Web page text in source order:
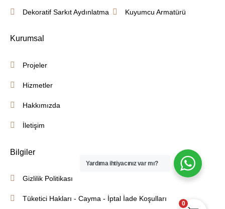
Dekoratif Sarkıt Aydınlatma Kuyumcu Armatürü
Kurumsal
Projeler
Hizmetler
Hakkımızda
İletişim
Bilgiler
Gizlilik Politikası
Tüketici Hakları - Cayma - İptal İade Koşulları
Yardıma ihtiyacınız var mı?
0